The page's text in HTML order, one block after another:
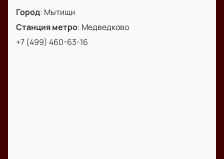
Город: Мытищи
Станция метро: Медведково
+7 (499) 460-63-16